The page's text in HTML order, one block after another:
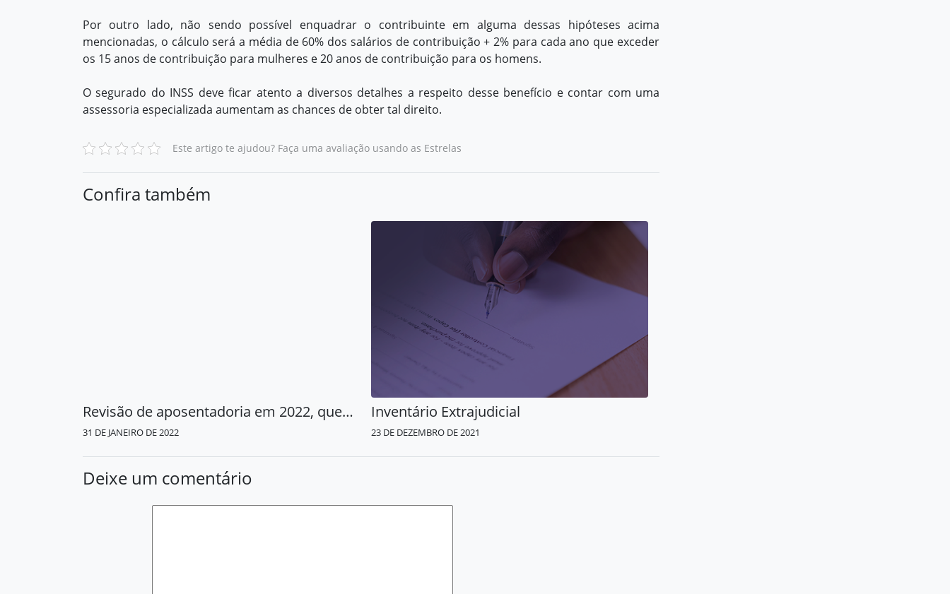
Por outro lado, não sendo possível enquadrar o contribuinte em alguma dessas hipóteses acima
mencionadas, o cálculo será a média de 60% dos salários de contribuição + 2% para cada ano que exceder
os 15 anos de contribuição para mulheres e 20 anos de contribuição para os homens.
O segurado do INSS deve ficar atento a diversos detalhes a respeito desse benefício e contar com uma
assessoria especializada aumentam as chances de obter tal direito.
Este artigo te ajudou? Faça uma avaliação usando as Estrelas
Confira também
Revisão de aposentadoria em 2022, quem tem direito?
31 DE JANEIRO DE 2022
Inventário Extrajudicial
23 DE DEZEMBRO DE 2021
Deixe um comentário